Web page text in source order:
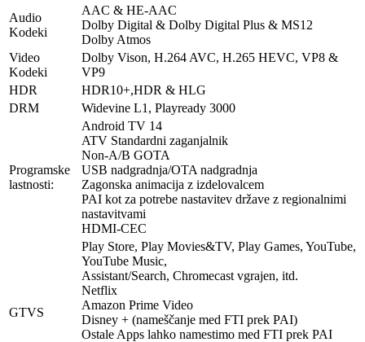
Audio
Kodeki
AAC & HE-AAC
Dolby Digital & Dolby Digital Plus & MS12
Dolby Atmos
Video
Kodeki
Dolby Vison, H.264 AVC, H.265 HEVC, VP8 &
VP9
HDR
HDR10+,HDR & HLG
DRM
Widevine L1, Playready 3000
Programske
lastnosti:
Android TV 14
ATV Standardni zaganjalnik
Non-A/B GOTA
USB nadgradnja/OTA nadgradnja
Zagonska animacija z izdelovalcem
PAI kot za potrebe nastavitev države z regionalnimi
nastavitvami
HDMI-CEC
GTVS
Play Store, Play Movies&TV, Play Games, YouTube,
YouTube Music,
Assistant/Search, Chromecast vgrajen, itd.
Netflix
Amazon Prime Video
Disney + (nameščanje med FTI prek PAI)
Ostale Apps lahko namestimo med FTI prek PAI